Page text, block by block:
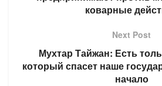
коварные
Next Post
Мухтар Тайжан: Есть
который спасет наше
начало